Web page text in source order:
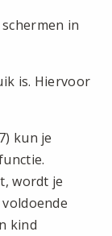
in
is. Hiervoor
kun je
wordt je
kind